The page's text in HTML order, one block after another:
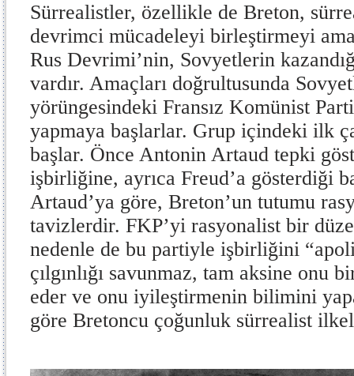
Sürrealistler, özellikle de Breton,
devrimci mücadeleyi birleştirmeyi
Rus Devrimi’nin, Sovyetlerin
vardır. Amaçları doğrultusunda
yörüngesindeki Fransız Komünist
yapmaya başlarlar. Grup içindeki ilk
başlar. Önce Antonin Artaud tepki
işbirliğine, ayrıca Freud’a gösterdiği
Artaud’ya göre, Breton’un tutumu
tavizlerdir. FKP’yi rasyonalist bir
nedenle de bu partiyle işbirliğini
çılgınlığı savunmaz, tam aksine onu
eder ve onu iyileştirmenin bilimini
göre Bretoncu çoğunluk sürrealist